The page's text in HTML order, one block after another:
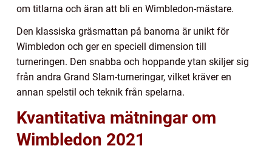
om titlarna och äran att bli en Wimbledon-mästare.
Den klassiska gräsmattan på banorna är unikt för
Wimbledon och ger en speciell dimension till
turneringen. Den snabba och hoppande ytan skiljer sig
från andra Grand Slam-turneringar, vilket kräver en
annan spelstil och teknik från spelarna.
Kvantitativa mätningar om
Wimbledon 2021